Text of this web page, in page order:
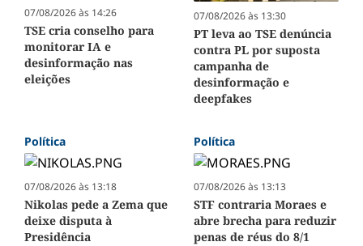
07/08/2026 às 14:26
TSE cria conselho para
monitorar IA e
desinformação nas
eleições
07/08/2026 às 13:30
PT leva ao TSE denúncia
contra PL por suposta
campanha de
desinformação e
deepfakes
Política
07/08/2026 às 13:18
Nikolas pede a Zema que
deixe disputa à
Presidência
Política
07/08/2026 às 13:13
STF contraria Moraes e
abre brecha para reduzir
penas de réus do 8/1